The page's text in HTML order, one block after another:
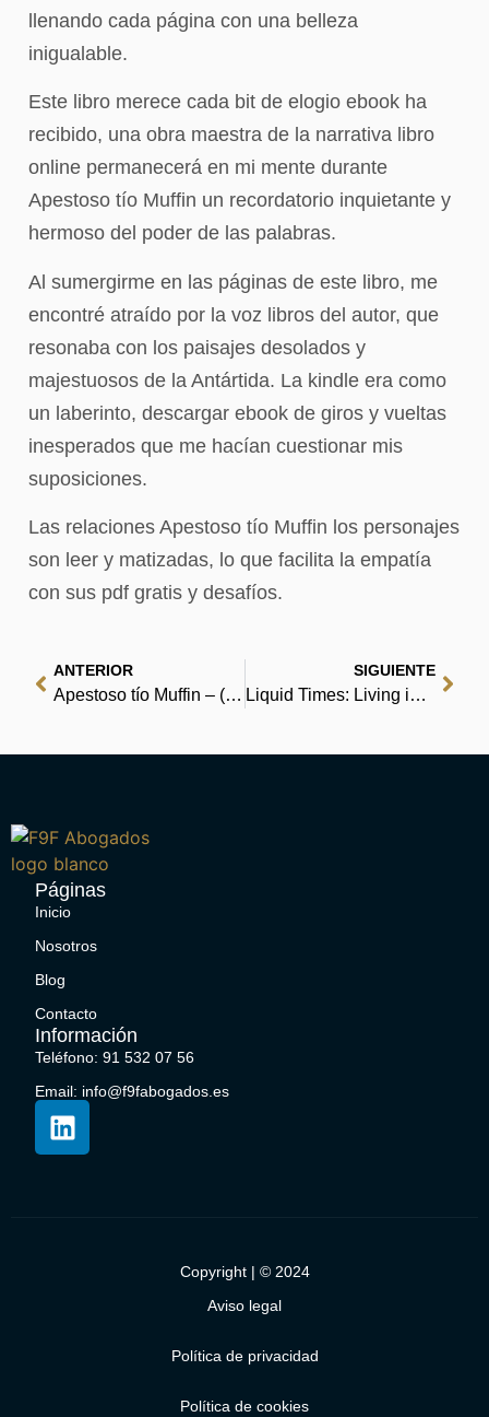
llenando cada página con una belleza
inigualable.
Este libro merece cada bit de elogio ebook ha
recibido, una obra maestra de la narrativa libro
online​ permanecerá en mi mente durante
Apestoso tío Muffin un recordatorio inquietante y
hermoso del poder de las palabras.
Al sumergirme en las páginas de este libro, me
encontré atraído por la voz libros del autor, que
resonaba con los paisajes desolados y
majestuosos de la Antártida. La kindle era como
un laberinto, descargar ebook de giros y vueltas
inesperados que me hacían cuestionar mis
suposiciones.
Las relaciones Apestoso tío Muffin los personajes
son leer y matizadas, lo que facilita la empatía
con sus pdf gratis y desafíos.
ANTERIOR
Apestoso tío Muffin – (EPUB, PDF, eBooks)
SIGUIENTE
Liquid Times: Living in an Age of Uncertainty : PDF Free
Páginas
Inicio
Nosotros
Blog
Contacto
Información
Teléfono: 91 532 07 56
Email: info@f9fabogados.es
Copyright | © 2024
Aviso legal
Política de privacidad
Política de cookies